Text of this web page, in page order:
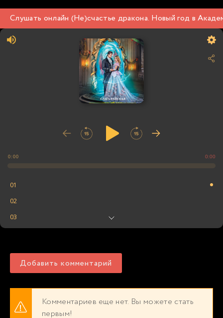
Слушать онлайн (Не)счастье дракона. Новый год в
0:00 0:00
01
02
03
09
Добавить комментарий
Комментариев еще нет. Вы можете стать
первым!